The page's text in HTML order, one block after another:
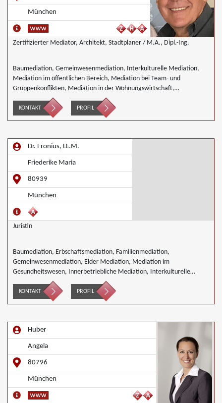
München
Zertifizierter Mediator, Architekt, Stadtplaner / M.A., Dipl.-Ing.
Baumediation, Gemeinwesenmediation, Interkulturelle Mediation,
Mediation im öffentlichen Bereich, Mediation bei Team- und
Gruppenkonflikten, Mediation in der Wohnungswirtschaft,
Nachbarschaftsmediation, Umweltmediation, Wirtschaftsmediation
KONTAKT PROFIL
Dr. Fronius, LL.M.
Friederike Maria
80939
München
Juristin
Baumediation, Erbschaftsmediation, Familienmediation,
Gemeinwesenmediation, Elder Mediation, Mediation im
Gesundheitswesen, Innerbetriebliche Mediation, Interkulturelle
Mediation, gewerblicher Rechtsschutz, Mediation in IT- Software-
Outsourcing-Konflikten, Mediation in Telekommunikationsprojekten,
Mediation im Versicherungsbereich, Mediation in der Kreditwirtschaft,
Gesellschafterkonflikten, Mediation im öffentlichen Bereich,
Mediation von Unternehmensnachfolgen, Mediation in der
Wohnungswirtschaft, Nachbarschaftsmediation, Schulmediation,
Umweltmediation, Landwirtschaft Forstwirtschaft Agrar,
Wirtschaftsmediation
KONTAKT PROFIL
Huber
Angela
80796
München